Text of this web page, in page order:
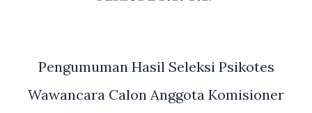
Pengumuman Hasil Seleksi Psikotes
Wawancara Calon Anggota Komisioner